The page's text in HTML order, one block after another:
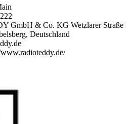
GmbH & Co. KG Wetzlarer Straße
Deutschland